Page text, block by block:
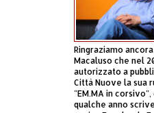
Ringraziamo
Macaluso che nel
autorizzato a
Città Nuove la sua
"EM.MA in corsivo",
qualche anno